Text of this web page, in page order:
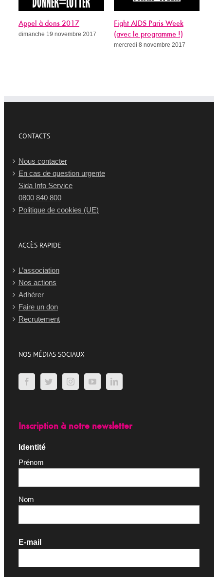
Appel à dons 2017
dimanche 19 novembre 2017
Fight AIDS Paris Week
(avec le programme !)
mercredi 8 novembre 2017
CONTACTS
Nous contacter
En cas de question urgente
Sida Info Service
0800 840 800
Politique de cookies (UE)
ACCÈS RAPIDE
L’association
Nos actions
Adhérer
Faire un don
Recrutement
NOS MÉDIAS SOCIAUX
Inscription à notre newsletter
Identité
Prénom
Nom
E-mail